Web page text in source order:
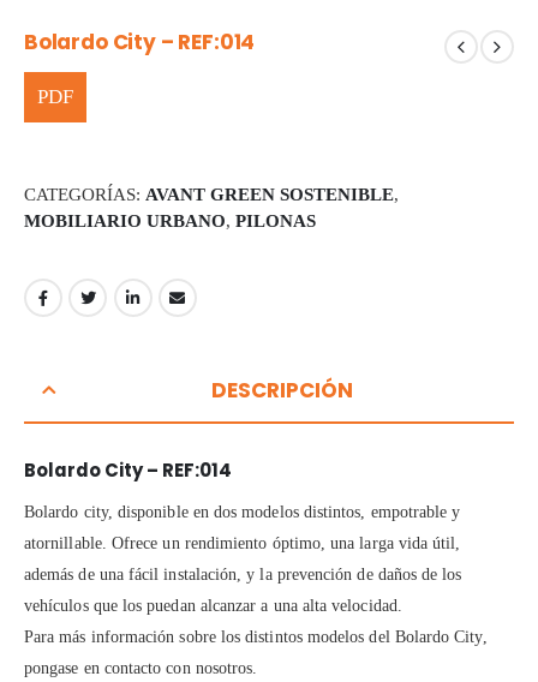
Bolardo City – REF:014
CATEGORÍAS: AVANT GREEN SOSTENIBLE,
MOBILIARIO URBANO, PILONAS
DESCRIPCIÓN
Bolardo City – REF:014
Bolardo city, disponible en dos modelos distintos, empotrable y
atornillable. Ofrece un rendimiento óptimo, una larga vida útil,
además de una fácil instalación, y la prevención de daños de los
vehículos que los puedan alcanzar a una alta velocidad.
Para más información sobre los distintos modelos del Bolardo City,
pongase en contacto con nosotros.